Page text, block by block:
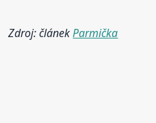
Zdroj: článekParmička